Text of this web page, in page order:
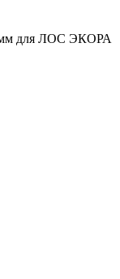
для ЛОС ЭКОРА